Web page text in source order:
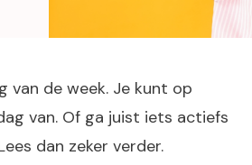
van de week. Je kunt op
van. Of ga juist iets actiefs
dan zeker verder.